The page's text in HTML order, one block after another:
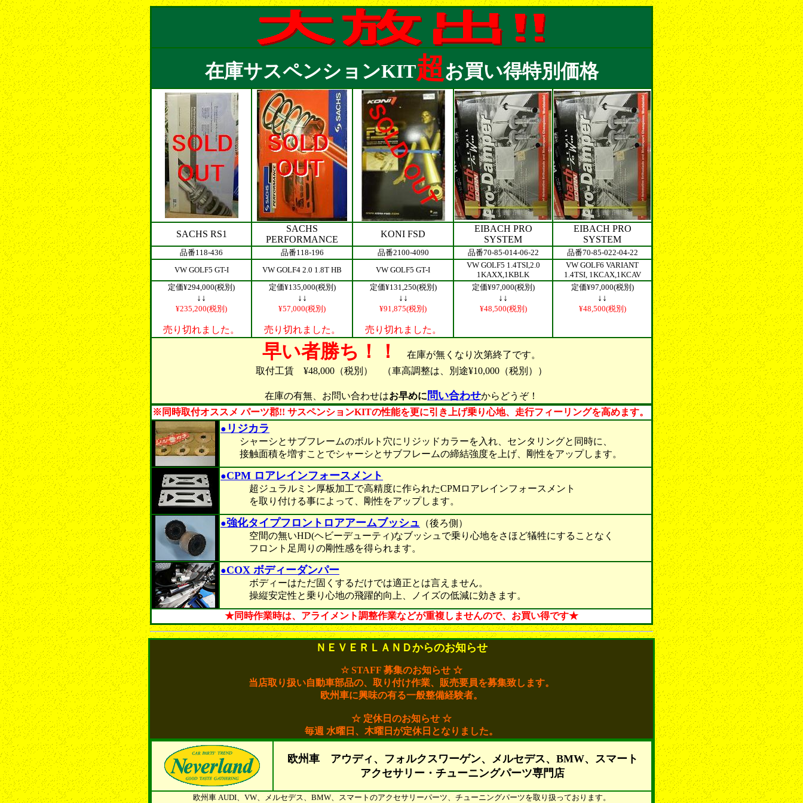
在庫サスペンションKIT超お買い得特別価格
SACHS RS1
SACHS
PERFORMANCE
KONI FSD
EIBACH PRO
SYSTEM
EIBACH PRO
SYSTEM
品番118-436 品番118-196 品番2100-4090 品番70-85-014-06-22
品番70-85-022-04-22
VW GOLF5 GT-I
VW GOLF4 2.0 1.8T HB VW GOLF5 GT-I
VW GOLF5 1.4TSI,2.0
1KAXX,1KBLK
VW GOLF6 VARIANT
1.4TSI, 1KCAX,1KCAV
定価¥294,000(税別)
↓↓
¥235,200(税別)
売り切れました。
定価¥135,000(税別)
↓↓
¥57,000(税別)
売り切れました。
定価¥131,250(税別)
↓↓
¥91,875(税別)
売り切れました。
定価¥97,000(税別)
↓↓
¥48,500(税別)
定価¥97,000(税別)
↓↓
¥48,500(税別)
早い者勝ち！！
在庫が無くなり次第終了です。
取付工賃 ¥48,000（税別） （車高調整は、別途¥10,000（税別））
在庫の有無、お問い合わせはお早めに 問い合わせからどうぞ！
※同時取付オススメ パーツ郡!! サスペンションKITの性能を更に引き上げ乗り心地、走行フィーリングを高めます。
● リジカラ
シャーシとサブフレームのボルト穴にリジッドカラーを入れ、センタリングと同時に、
接触面積を増すことでシャーシとサブフレームの締結強度を上げ、剛性をアップします。
●CPM ロアレインフォースメント
超ジュラルミン厚板加工で高精度に作られたCPMロアレインフォースメント
を取り付ける事によって、剛性をアップします。
●強化タイプフロントロアアームブッシュ （後ろ側）
空間の無いHD(ヘビーデューティ)なブッシュで乗り心地をさほど犠牲にすることなく
フロント足周りの剛性感を得られます。
●COX ボディーダンパー
ボディーはただ固くするだけでは適正とは言えません。
操縦安定性と乗り心地の飛躍的向上、ノイズの低減に効きます。
★同時作業時は、アライメント調整作業などが重複しませんので、お買い得です★
ＮＥＶＥＲＬＡＮＤからのお知らせ
☆ STAFF 募集のお知らせ ☆
当店取り扱い自動車部品の、取り付け作業、販売要員を募集致します。
欧州車に興味の有る一般整備経験者。
☆ 定休日のお知らせ ☆
毎週 水曜日、木曜日が定休日となりました。
欧州車 アウディ、フォルクスワーゲン、メルセデス、BMW、スマート
アクセサリー・チューニングパーツ専門店
欧州車 AUDI、VW、メルセデス、BMW、スマートのアクセサリーパーツ、チューニングパーツを取り扱っております。